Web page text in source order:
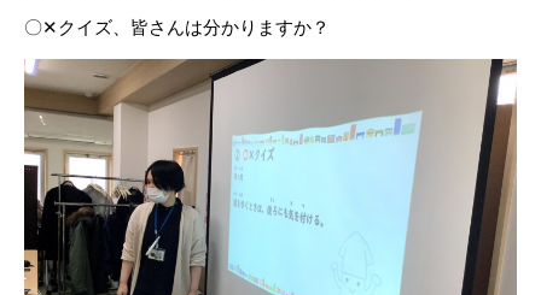
〇✕クイズ、皆さんは分かりますか？